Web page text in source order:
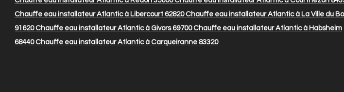
Chauffe eau installateur Atlantic à Libercourt 62820Chauffe eau installateur Atlantic à La Ville du
91620Chauffe eau installateur Atlantic à Givors 69700Chauffe eau installateur Atlantic à Habsheim
68440Chauffe eau installateur Atlantic à Carqueiranne 83320